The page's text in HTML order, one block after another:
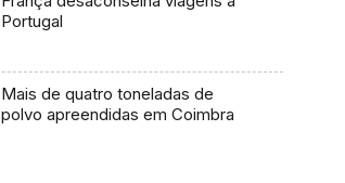
Portugal
Mais de quatro toneladas de
polvo apreendidas em Coimbra